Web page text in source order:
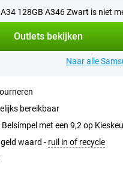
128GB A346 Zwart is niet
Outlets bekijken
Naar alle
bereikbaar
met een 9,2 op
waard - ruil in of recycle